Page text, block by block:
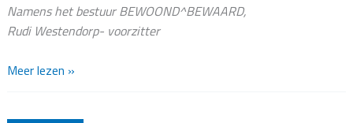
Namens het bestuur BEWOOND^BEWAARD,
Rudi Westendorp- voorzitter
Energielabel
Meer lezen »